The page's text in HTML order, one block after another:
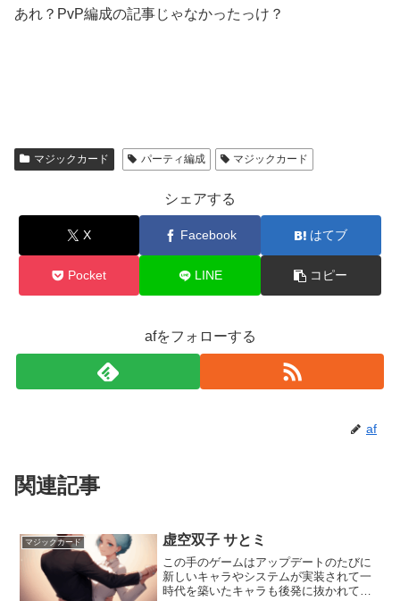
あれ？PvP編成の記事じゃなかったっけ？
マジックカード パーティ編成 マジックカード
シェアする
X Facebook はてブ
Pocket LINE コピー
afをフォローする
af
関連記事
マジックカード 虚空双子 サとミ
この手のゲームはアップデートのたびに
新しいキャラやシステムが実装されて一
時代を築いたキャラも後発に抜かれてし